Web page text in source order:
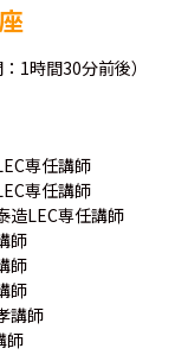
1時間30分前後）
専任講師
専任講師
造LEC専任講師
師
師
師
講師
師